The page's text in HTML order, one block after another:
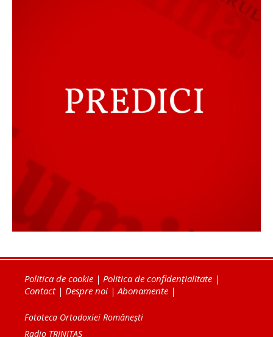
Politica de cookie | Politica de confidențialitate |
Contact| Despre noi | Abonamente |
Fototeca Ortodoxiei Românești
Radio TRINITAS